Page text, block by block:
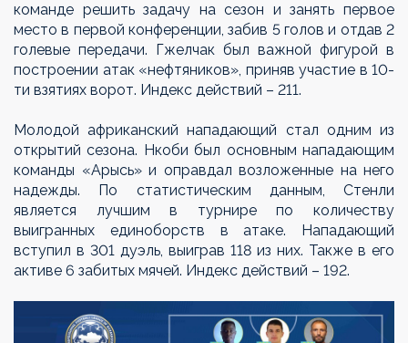
команде решить задачу на сезон и занять первое
место в первой конференции, забив 5 голов и отдав 2
голевые передачи. Гжелчак был важной фигурой в
построении атак «нефтяников», приняв участие в 10-
ти взятиях ворот. Индекс действий – 211.
Молодой африканский нападающий стал одним из
открытий сезона. Нкоби был основным нападающим
команды «Арысь» и оправдал возложенные на него
надежды. По статистическим данным, Стенли
является лучшим в турнире по количеству
выигранных единоборств в атаке. Нападающий
вступил в 301 дуэль, выиграв 118 из них. Также в его
активе 6 забитых мячей. Индекс действий – 192.